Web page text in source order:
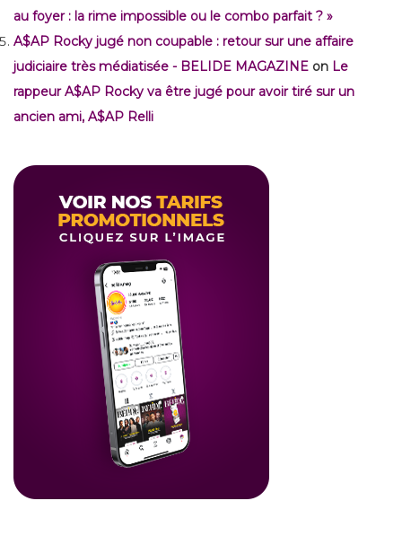
au foyer : la rime impossible ou le combo parfait ? »
A$AP Rocky jugé non coupable : retour sur une affaire
judiciaire très médiatisée - BELIDE MAGAZINE on Le
rappeur A$AP Rocky va être jugé pour avoir tiré sur un
ancien ami, A$AP Relli